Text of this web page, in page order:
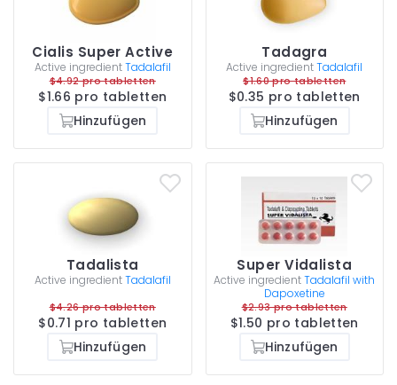
Cialis Super Active
Active ingredientTadalafil
$4.92 pro tabletten
$1.66 pro tabletten
Hinzufügen
Tadagra
Active ingredientTadalafil
$1.60 pro tabletten
$0.35 pro tabletten
Hinzufügen
Tadalista
Active ingredientTadalafil
$4.26 pro tabletten
$0.71 pro tabletten
Hinzufügen
Super Vidalista
Active ingredientTadalafil with
Dapoxetine
$2.93 pro tabletten
$1.50 pro tabletten
Hinzufügen